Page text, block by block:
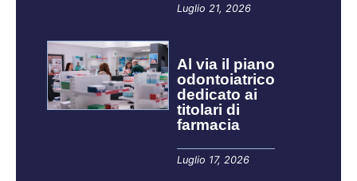
Luglio 21, 2026
Al via il piano
odontoiatrico
dedicato ai
titolari di
farmacia
Luglio 17, 2026